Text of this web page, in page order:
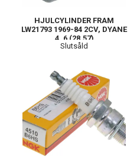
HJULCYLINDER FRAM
LW21793 1969-84 2CV, DYANE
4, 6 (28,57)
Slutsåld